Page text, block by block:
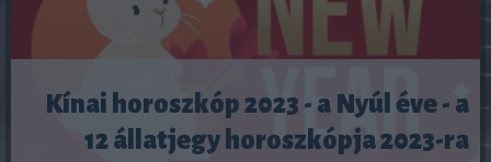
Kínai horoszkóp 2023 - a Nyúl éve - a
12 állatjegy horoszkópja 2023-ra